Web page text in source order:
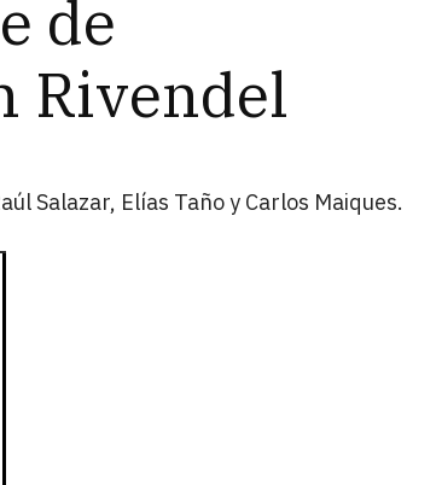
de
Rivendel
Salazar, Elías Taño y Carlos Maiques.